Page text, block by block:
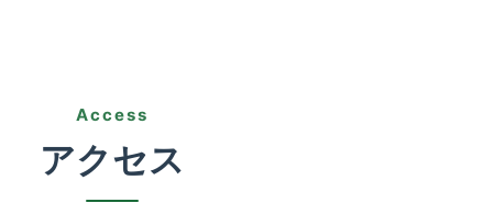
Access
アクセス